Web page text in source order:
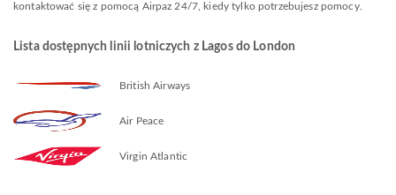
kontaktować się z pomocą Airpaz 24/7, kiedy tylko potrzebujesz pomocy.
Lista dostępnych linii lotniczych z Lagos do London
British Airways
Air Peace
Virgin Atlantic